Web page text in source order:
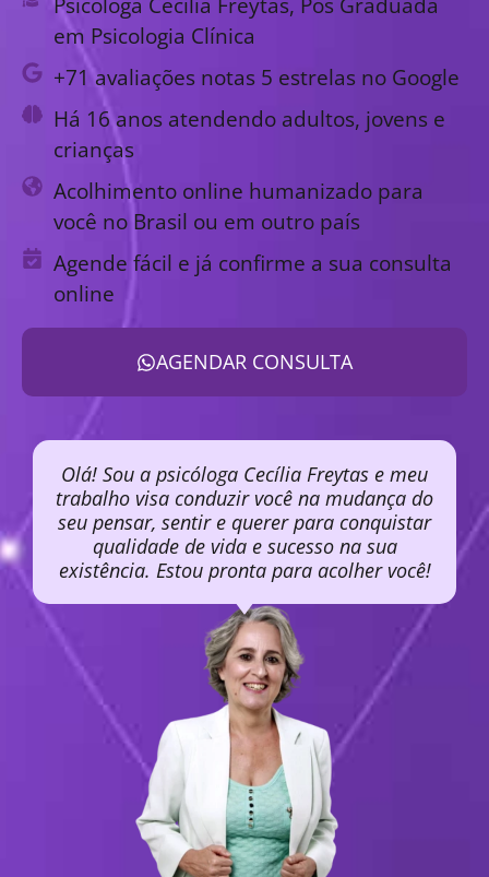
em Psicologia Clínica
+71 avaliações notas 5 estrelas no Google
Há 16 anos atendendo adultos, jovens e
crianças
Acolhimento online humanizado para
você no Brasil ou em outro país
Agende fácil e já confirme a sua consulta
online
AGENDAR CONSULTA
Olá! Sou a psicóloga Cecília Freytas e meu
trabalho visa conduzir você na mudança do
seu pensar, sentir e querer para conquistar
qualidade de vida e sucesso na sua
existência. Estou pronta para acolher você!